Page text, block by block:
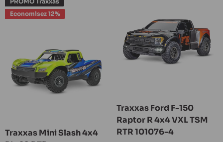
Economisez 12%
Traxxas Mini Slash 4x4
Traxxas Ford F-150
Raptor R 4x4 VXL TSM
RTR 101076-4